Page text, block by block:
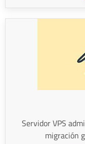
Servidor VPS
migración